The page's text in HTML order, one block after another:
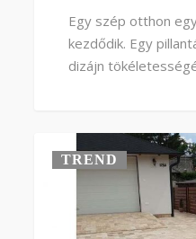
Egy szép otthon
kezdődik. Egy
dizájn
TREND 0